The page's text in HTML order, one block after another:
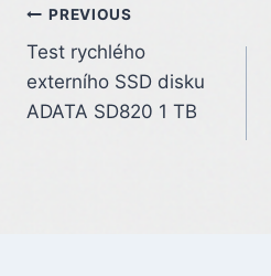
Post
navigation
PREVIOUS
Test rychlého
externího SSD disku
ADATA SD820 1 TB